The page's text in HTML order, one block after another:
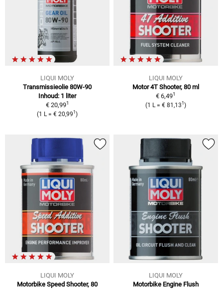
LIQUI MOLY
Transmissieolie 80W-90
Inhoud: 1 liter
€ 20,991
(1 L = € 20,991 )
LIQUI MOLY
Motor 4T Shooter, 80 ml
€ 6,491
(1 L = € 81,131 )
LIQUI MOLY
Motorbike Speed Shooter, 80
LIQUI MOLY
Motorbike Engine Flush